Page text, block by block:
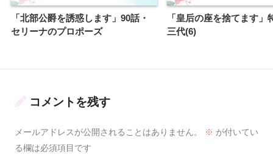
「北部公爵を誘惑します」90話・
セリーナのプロポーズ
「皇后の座を捨てます」
三代(6)
コメントを残す
メールアドレスが公開されることはありません。 ※ が付いてい
る欄は必須項目です